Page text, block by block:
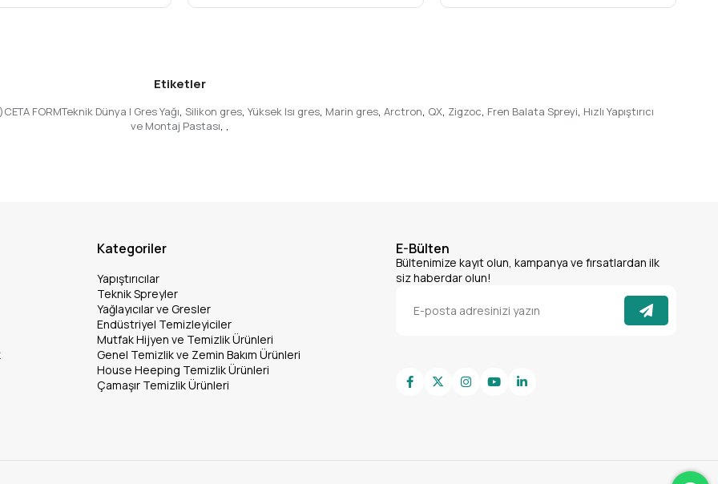
Etiketler
FORMTeknik Dünya | Gres Yağı, Silikon gres, Yüksek Isı gres, Marin gres, Arctron, QX, Zigzoc, Fren Balata Spreyi, Hızlı Yapıştırıcı
ve Montaj Pastası, ,
Kategoriler
Yapıştırıcılar
Teknik Spreyler
Yağlayıcılar ve Gresler
Endüstriyel Temizleyiciler
Mutfak Hijyen ve Temizlik Ürünleri
Genel Temizlik ve Zemin Bakım Ürünleri
House Heeping Temizlik Ürünleri
Çamaşır Temizlik Ürünleri
E-Bülten
Bültenimize kayıt olun, kampanya ve fırsatlardan ilk
siz haberdar olun!